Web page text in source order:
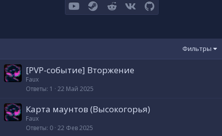
youtubeSteamReddit VK GitHub
Фильтры
[PVP-событие] Вторжение
Faux
Ответы 1 22 Май 2025
Карта маунтов (Высокогорья)
Faux
Ответы 0 22 Фев 2025